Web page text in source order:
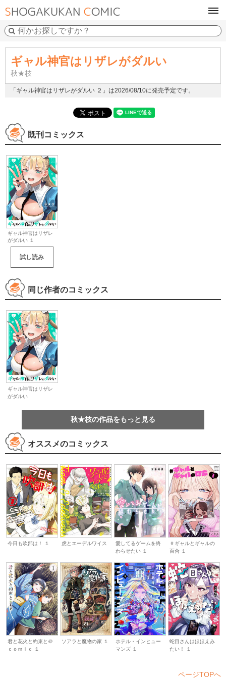
ギャル神官はリザレがダルい
秋★枝
「ギャル神官はリザレがダルい ２」は2026/08/10に発売予定です。
既刊コミックス
ギャル神官はリザレ
がダルい １
試し読み
同じ作者のコミックス
ギャル神官はリザレ
がダルい
秋★枝の作品をもっと見る
オススメのコミックス
今日も吹部は！ １ 虎とエーデルワイス
愛してるゲームを終
わらせたい １
＃ギャルとギャルの
百合 １
君と花火と約束と＠
ｃｏｍｉｃ １
ソアラと魔物の家 １
ホテル・インヒュー
マンズ １
蛇目さんはほほえみ
たい！ １
ページTOPへ